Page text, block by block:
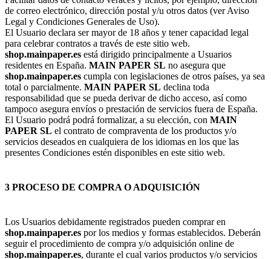
de correo electrónico, dirección postal y/u otros datos (ver Aviso
Legal y Condiciones Generales de Uso).
El Usuario declara ser mayor de 18 años y tener capacidad legal
para celebrar contratos a través de este sitio web.
shop.mainpaper.es está dirigido principalmente a Usuarios
residentes en España. MAIN PAPER SL no asegura que
shop.mainpaper.es cumpla con legislaciones de otros países, ya sea
total o parcialmente. MAIN PAPER SL declina toda
responsabilidad que se pueda derivar de dicho acceso, así como
tampoco asegura envíos o prestación de servicios fuera de España.
El Usuario podrá podrá formalizar, a su elección, con MAIN
PAPER SL el contrato de compraventa de los productos y/o
servicios deseados en cualquiera de los idiomas en los que las
presentes Condiciones estén disponibles en este sitio web.
3 PROCESO DE COMPRA O ADQUISICIÓN
Los Usuarios debidamente registrados pueden comprar en
shop.mainpaper.es por los medios y formas establecidos. Deberán
seguir el procedimiento de compra y/o adquisición online de
shop.mainpaper.es, durante el cual varios productos y/o servicios